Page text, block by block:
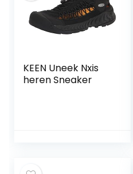
KEEN Uneek Nxis
heren Sneaker